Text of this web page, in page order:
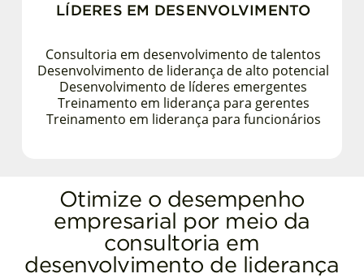
LÍDERES EM DESENVOLVIMENTO
Consultoria em desenvolvimento de talentos
Desenvolvimento de liderança de alto potencial
Desenvolvimento de líderes emergentes
Treinamento em liderança para gerentes
Treinamento em liderança para funcionários
Otimize o desempenho
empresarial por meio da
consultoria em
desenvolvimento de liderança